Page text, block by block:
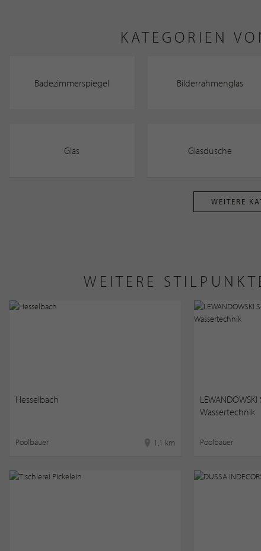
KATEGORIEN
Badezimmerspiegel Bilderrahmenglas
Glas Glasdusche
WEITERE
WEITERE
Hesselbach
Poolbauer 1,1 km
Wassertechnik
Poolbauer